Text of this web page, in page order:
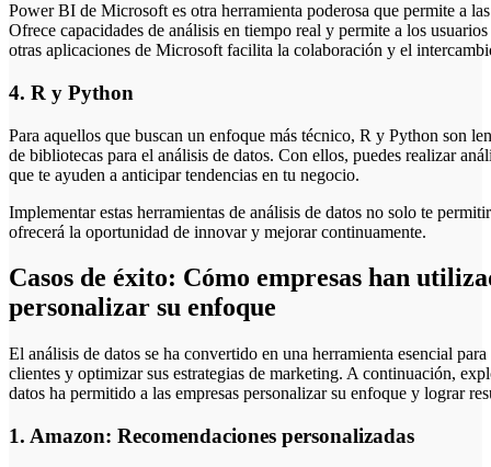
Power BI de Microsoft es otra herramienta poderosa que permite a
Ofrece capacidades de análisis en tiempo real y permite a los
otras aplicaciones de Microsoft facilita la colaboración y el
4. R y Python
Para aquellos que buscan un enfoque más técnico, R y Python son
de bibliotecas para el análisis de datos. Con ellos, puedes realizar
que te ayuden a anticipar tendencias en tu negocio.
Implementar estas herramientas de análisis de datos no solo te
ofrecerá la oportunidad de innovar y mejorar continuamente.
Casos de éxito: Cómo empresas han
personalizar su enfoque
El análisis de datos se ha convertido en una herramienta esencial
clientes y optimizar sus estrategias de marketing. A continuación,
datos ha permitido a las empresas personalizar su enfoque y lograr
1. Amazon: Recomendaciones personalizadas